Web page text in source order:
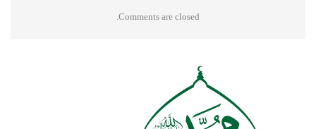
Comments are closed.